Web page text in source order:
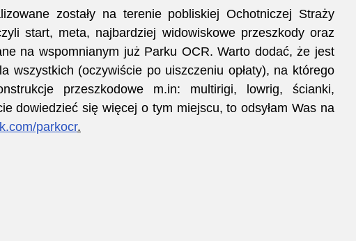
zostały na terenie pobliskiej Ochotniczej Straży
start, meta, najbardziej widowiskowe przeszkody oraz
na wspomnianym już Parku OCR. Warto dodać, że jest
wszystkich (oczywiście po uiszczeniu opłaty), na którego
przeszkodowe m.in: multirigi, lowrig, ścianki,
dowiedzieć się więcej o tym miejscu, to odsyłam Was na
parkocr.